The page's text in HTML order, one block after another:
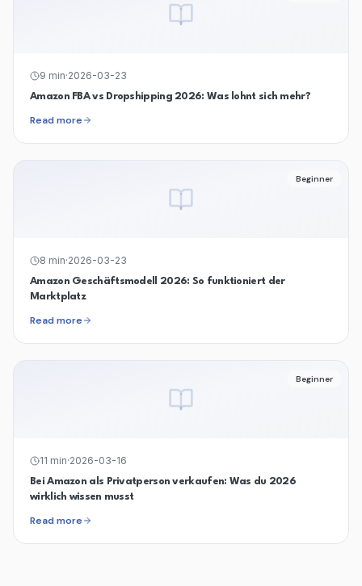
9 min·2026-03-23
Amazon FBA vs Dropshipping 2026: Was lohnt sich mehr?
Read more
Beginner
8 min·2026-03-23
Amazon Geschäftsmodell 2026: So funktioniert der
Marktplatz
Read more
Beginner
11 min·2026-03-16
Bei Amazon als Privatperson verkaufen: Was du 2026
wirklich wissen musst
Read more